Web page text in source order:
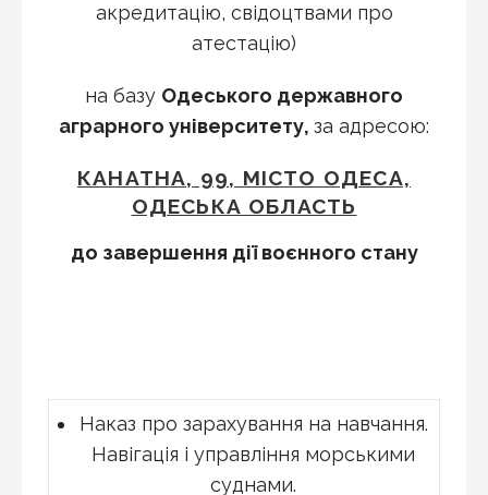
акредитацію, свідоцтвами про
атестацію)
на базу Одеського державного
аграрного університету, за адресою:
КАНАТНА, 99, МІСТО ОДЕСА,
ОДЕСЬКА ОБЛАСТЬ
до завершення дії воєнного стану
Наказ про зарахування на навчання.
Навігація і управління морськими
суднами.